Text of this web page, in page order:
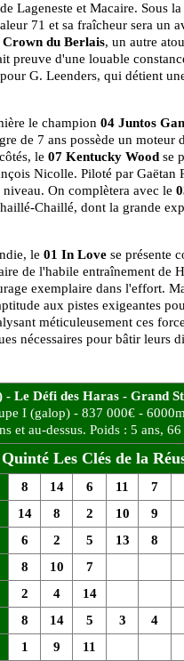
Lageneste et Macaire. Sous
71 et sa fraîcheur sera un
Crown du Berlais, un autre
preuve d'une louable
G. Leenders, qui détient
le champion 04 Juntos
de 7 ans possède un moteur
le 07 Kentucky Wood se
Nicolle. Piloté par Gaëtan
On complètera avec le
Chaillé, dont la grande
le 01 In Love se présente
de l'habile entraînement de
exemplaire dans l'effort.
aux pistes exigeantes
méticuleusement ces
nécessaires pour bâtir leurs
Le Défi des Haras - Grand
I (galop) - 837 000€ -
et au-dessus. Poids : 5 ans,
Quinté Les Clés de la
8 14 6 11
7
14 8 2 10
9
6 2 5 13
8
8 10
7
2 4
14
8 14 5 3
4
1 9
11